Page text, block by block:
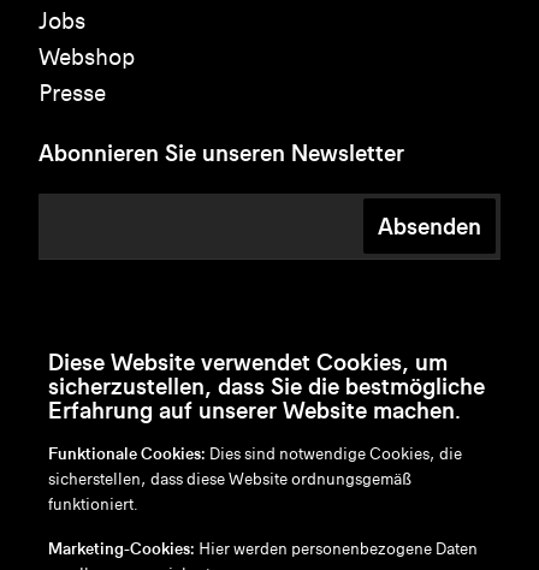
Jobs
Webshop
Presse
Abonnieren Sie unseren Newsletter
Absenden
en/nl/fr/de
Diese Website verwendet Cookies, um
sicherzustellen, dass Sie die bestmögliche
Erfahrung auf unserer Website machen.
Funktionale Cookies: Dies sind notwendige Cookies, die
sicherstellen, dass diese Website ordnungsgemäß
funktioniert.
Marketing-Cookies: Hier werden personenbezogene Daten